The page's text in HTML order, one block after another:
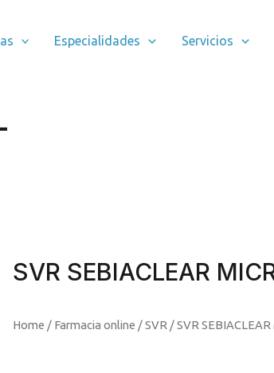
Especialidades Servicios
SVR SEBIACLEAR
Home / Farmacia online /SVR / SVR